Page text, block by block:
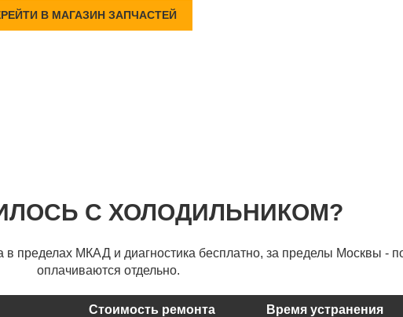
В МАГАЗИН ЗАПЧАСТЕЙ
С ХОЛОДИЛЬНИКОМ?
в пределах МКАД и диагностика бесплатно, за пределы Москвы -
оплачиваются отдельно.
Стоимость ремонта Время устранения